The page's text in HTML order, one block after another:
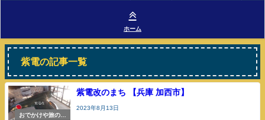
ホーム
紫電の記事一覧
おでかけや旅の参
紫電改のまち 【兵庫 加西市】
2023年8月13日